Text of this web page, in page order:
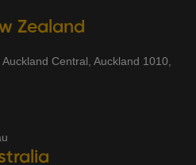
Zealand
Central, Auckland 1010,